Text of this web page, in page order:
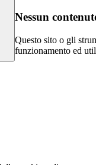
Nessun
Questo sito o gli
funzionamento ed